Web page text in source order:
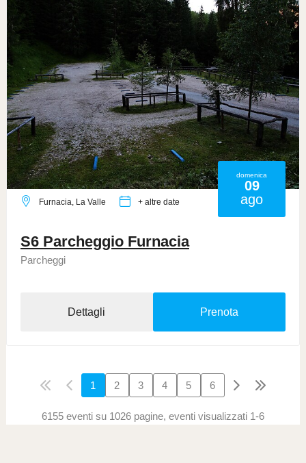
domenica
09
ago
Furnacia, La Valle + altre date
S6 Parcheggio Furnacia
Parcheggi
Dettagli Prenota
1 2 3 4 5 6
6155 eventi su 1026 pagine, eventi visualizzati 1-6